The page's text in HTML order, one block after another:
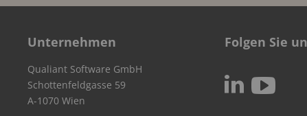
Unternehmen
Qualiant Software GmbH
Schottenfeldgasse 59
A-1070 Wien
Folgen Sie
N c